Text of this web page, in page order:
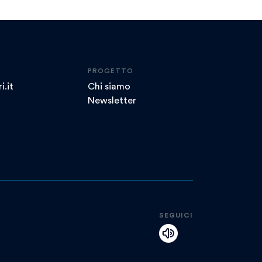
PROGETTO
Chi siamo
Newsletter
SEGUICI